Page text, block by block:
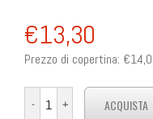
€13,30
Prezzo di copertina: